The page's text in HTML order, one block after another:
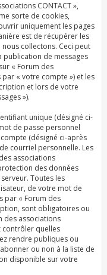
CONTACT »,
sorte de cookies,
uniquement les pages
est de récupérer les
collectons. Ceci peut
de messages
« Forum des
par « votre compte ») et les
et lors de votre
»).
unique (désigné ci-
de passe personnel
(désigné ci-après
courriel personnelle. Les
associations
des données
Toutes les
de votre mot de
par « Forum des
sont obligatoires ou
des associations
contrôler quelles
rendre publiques ou
ou non à la liste de
disponible sur votre